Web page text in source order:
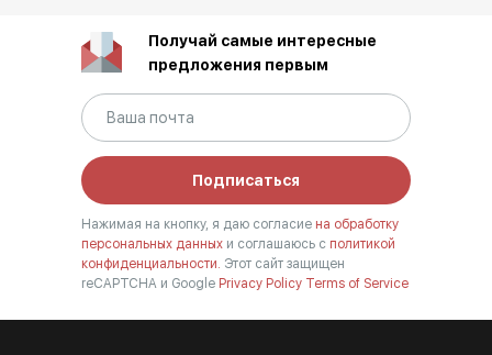
Получай самые интересные
предложения первым
Подписаться
Нажимая на кнопку, я даю согласие на обработку
персональных данных и соглашаюсь с политикой
конфиденциальности. Этот сайт защищен
reCAPTCHA и Google Privacy Policy Terms of Service